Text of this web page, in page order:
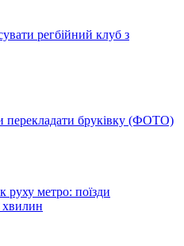
регбійний клуб з
перекладати бруківку (ФОТО)
руху метро: поїзди
хвилин